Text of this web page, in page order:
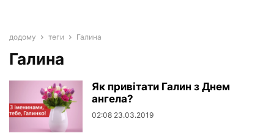
додому теги Галина
Галина
Як привітати Галин з Днем
ангела?
02:08 23.03.2019